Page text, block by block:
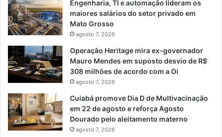
Engenharia, TI e automação lideram os
maiores salários do setor privado em
Mato Grosso
agosto 7, 2026
Operação Heritage mira ex-governador
Mauro Mendes em suposto desvio de R$
308 milhões de acordo com a Oi
agosto 7, 2026
Cuiabá promove Dia D de Multivacinação
em 22 de agosto e reforça Agosto
Dourado pelo aleitamento materno
agosto 7, 2026